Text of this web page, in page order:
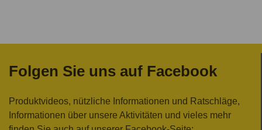
Folgen Sie uns auf Facebook
Produktvideos, nützliche Informationen und Ratschläge,
Informationen über unsere Aktivitäten und vieles mehr